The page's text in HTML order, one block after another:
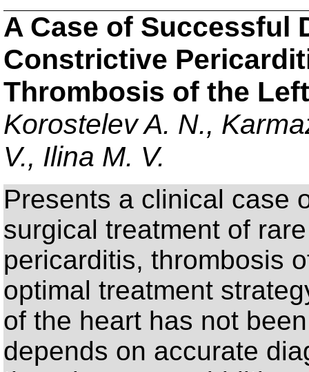
A Case of Successful
Constrictive
Thrombosis of the
Korostelev A. N.,
V., Ilina M. V.
Presents a clinical case
surgical treatment of
pericarditis, thrombosis
optimal treatment
of the heart has not
depends on accurate